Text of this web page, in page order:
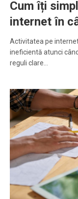
Cum îți
internet în
Activitatea pe
ineficientă atunci
reguli clare…